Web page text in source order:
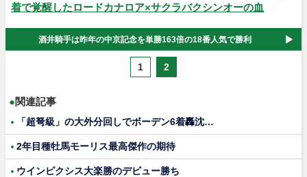
着で覚醒したロードカナロア×サクラバクシンオーの血
酒井騎手は昨年の中京記念を単勝163倍の18番人気で勝利
1 2
●関連記事
「超弩級」の大外分回しでボーデン6着轟沈…
2年目種牡馬モーリス最高傑作の期待
ウインピクシス大楽勝のデビュー勝ち